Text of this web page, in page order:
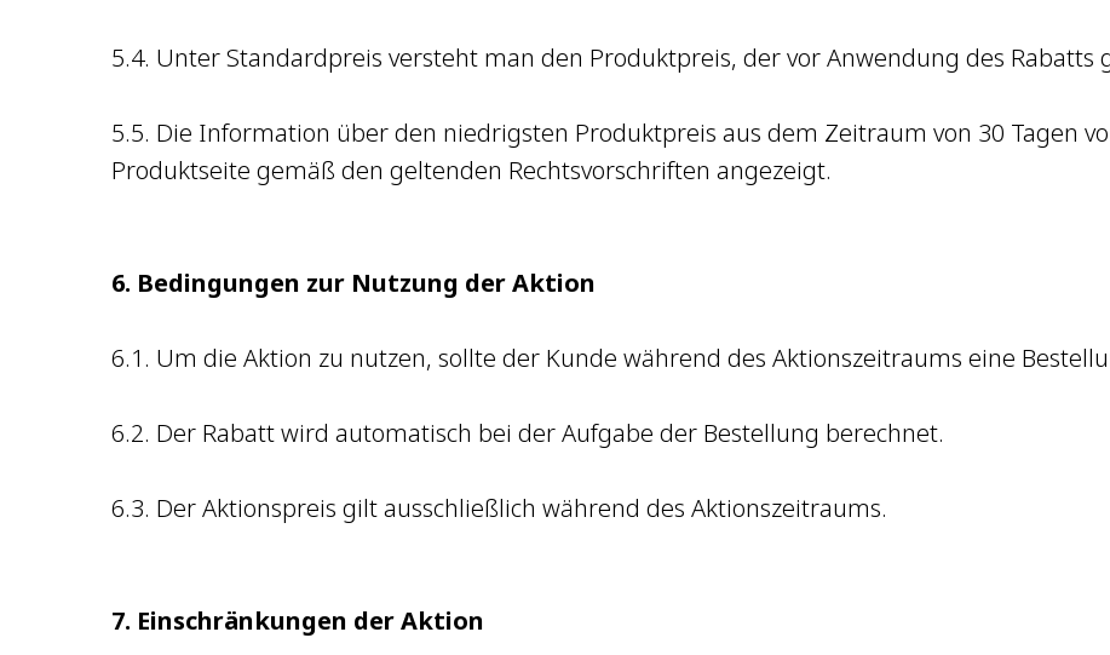
5.4. Unter Standardpreis versteht man den Produktpreis, der vor Anwendung des Rabatts
5.5. Die Information über den niedrigsten Produktpreis aus dem Zeitraum von 30 Tagen
Produktseite gemäß den geltenden Rechtsvorschriften angezeigt.
6. Bedingungen zur Nutzung der Aktion
6.1. Um die Aktion zu nutzen, sollte der Kunde während des Aktionszeitraums eine
6.2. Der Rabatt wird automatisch bei der Aufgabe der Bestellung berechnet.
6.3. Der Aktionspreis gilt ausschließlich während des Aktionszeitraums.
7. Einschränkungen der Aktion